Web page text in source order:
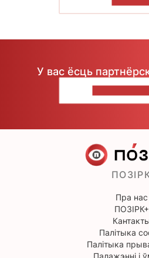
У вас ёсць
Пра нас
ПОЗІРК+
Палітыка
Палітыка
Палажэнні і